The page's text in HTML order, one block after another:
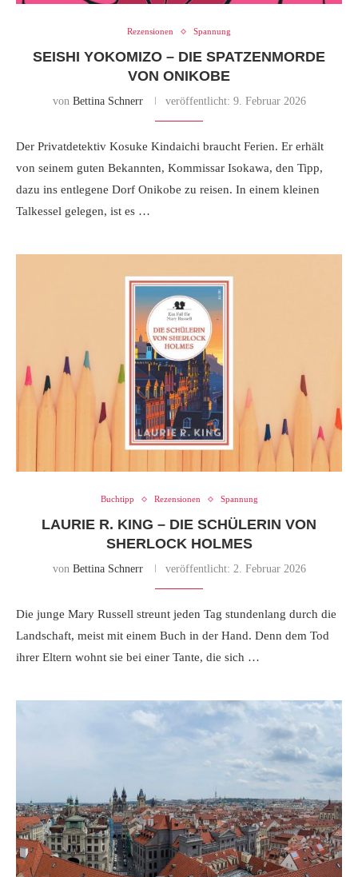
Rezensionen Spannung
SEISHI YOKOMIZO – DIE SPATZENMORDE
VON ONIKOBE
von Bettina Schnerr veröffentlicht: 9. Februar 2026
Der Privatdetektiv Kosuke Kindaichi braucht Ferien. Er erhält
von seinem guten Bekannten, Kommissar Isokawa, den Tipp,
dazu ins entlegene Dorf Onikobe zu reisen. In einem kleinen
Talkessel gelegen, ist es …
Buchtipp Rezensionen Spannung
LAURIE R. KING – DIE SCHÜLERIN VON
SHERLOCK HOLMES
von Bettina Schnerr veröffentlicht: 2. Februar 2026
Die junge Mary Russell streunt jeden Tag stundenlang durch die
Landschaft, meist mit einem Buch in der Hand. Denn dem Tod
ihrer Eltern wohnt sie bei einer Tante, die sich …